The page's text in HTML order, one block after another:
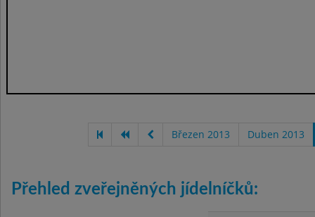
Březen 2013 Duben 2013
Přehled zveřejněných jídelníčků: